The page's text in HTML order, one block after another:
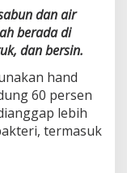
dan air
berada di
dan bersin.
hand
60 persen
lebih
termasuk